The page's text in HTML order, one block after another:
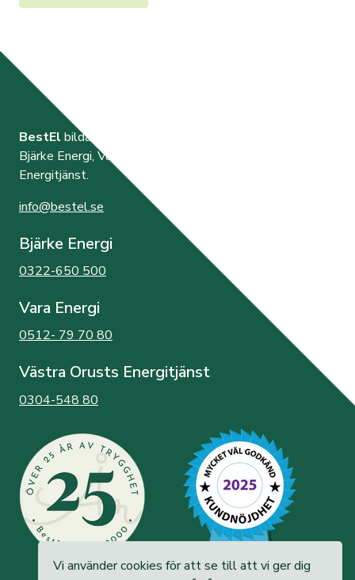
BestEl bildades år 2000 av de tre elnätsföretagen
Bjärke Energi, Vara Energi samt Västra Orusts
Energitjänst.
info@bestel.se
Bjärke Energi
0322-650 500
Vara Energi
0512- 79 70 80
Västra Orusts Energitjänst
0304-548 80
Vi använder cookies för att se till att vi ger dig